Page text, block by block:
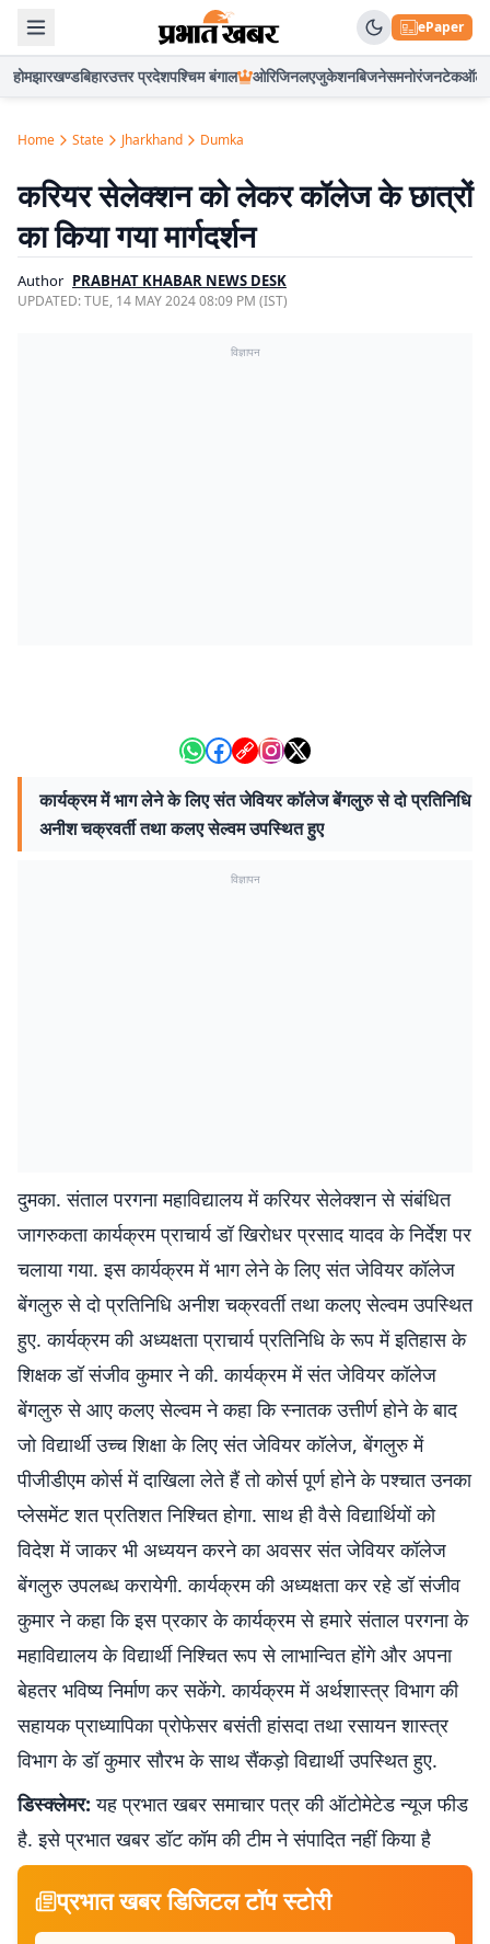
ePaper
होमझारखण्डबिहारउत्तर प्रदेशपश्चिम बंगाल ओरिजिनलएजुकेशनबिजनेसमनोरंजनटेकऑटो
Home State Jharkhand Dumka
करियर सेलेक्शन को लेकर कॉलेज के छात्रों
का किया गया मार्गदर्शन
Author PRABHAT KHABAR NEWS DESK
UPDATED:TUE, 14 MAY 2024 08:09 PM (IST)
विज्ञापन
कार्यक्रम में भाग लेने के लिए संत जेवियर कॉलेज बेंगलुरु से दो प्रतिनिधि
अनीश चक्रवर्ती तथा कलए सेल्वम उपस्थित हुए
विज्ञापन
दुमका. संताल परगना महाविद्यालय में करियर सेलेक्शन से संबंधित
जागरुकता कार्यक्रम प्राचार्य डॉ खिरोधर प्रसाद यादव के निर्देश पर
चलाया गया. इस कार्यक्रम में भाग लेने के लिए संत जेवियर कॉलेज
बेंगलुरु से दो प्रतिनिधि अनीश चक्रवर्ती तथा कलए सेल्वम उपस्थित
हुए. कार्यक्रम की अध्यक्षता प्राचार्य प्रतिनिधि के रूप में इतिहास के
शिक्षक डॉ संजीव कुमार ने की. कार्यक्रम में संत जेवियर कॉलेज
बेंगलुरु से आए कलए सेल्वम ने कहा कि स्नातक उत्तीर्ण होने के बाद
जो विद्यार्थी उच्च शिक्षा के लिए संत जेवियर कॉलेज, बेंगलुरु में
पीजीडीएम कोर्स में दाखिला लेते हैं तो कोर्स पूर्ण होने के पश्चात उनका
प्लेसमेंट शत प्रतिशत निश्चित होगा. साथ ही वैसे विद्यार्थियों को
विदेश में जाकर भी अध्ययन करने का अवसर संत जेवियर कॉलेज
बेंगलुरु उपलब्ध करायेगी. कार्यक्रम की अध्यक्षता कर रहे डॉ संजीव
कुमार ने कहा कि इस प्रकार के कार्यक्रम से हमारे संताल परगना के
महाविद्यालय के विद्यार्थी निश्चित रूप से लाभान्वित होंगे और अपना
बेहतर भविष्य निर्माण कर सकेंगे. कार्यक्रम में अर्थशास्त्र विभाग की
सहायक प्राध्यापिका प्रोफेसर बसंती हांसदा तथा रसायन शास्त्र
विभाग के डॉ कुमार सौरभ के साथ सैंकड़ो विद्यार्थी उपस्थित हुए.
डिस्क्लेमर: यह प्रभात खबर समाचार पत्र की ऑटोमेटेड न्यूज फीड
है. इसे प्रभात खबर डॉट कॉम की टीम ने संपादित नहीं किया है
प्रभात खबर डिजिटल टॉप स्टोरी